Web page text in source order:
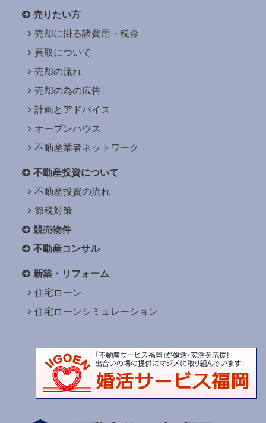
売りたい方
売却に掛る諸費用・税金
買取について
売却の流れ
売却の為の広告
計画とアドバイス
オープンハウス
不動産業者ネットワーク
不動産投資について
不動産投資の流れ
節税対策
競売物件
不動産コンサル
新築・リフォーム
住宅ローン
住宅ローンシミュレーション